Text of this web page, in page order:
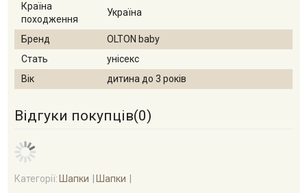
Країна
походження
Україна
Бренд
OLTON baby
Стать
унісекс
Вік
дитина до 3 років
Відгуки покупців(0)
Категорії: Шапки
Шапки